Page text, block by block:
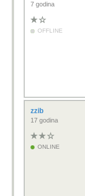
7 godina
OFFLINE
zzib
17 godina
ONLINE